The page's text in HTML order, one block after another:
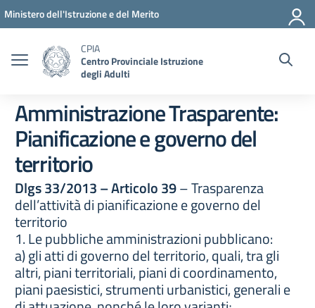
Vai ai contenuti
Vai al menu di navigazione
Vai al footer
Ministero dell'Istruzione e del Merito
CPIA
Centro Provinciale Istruzione
degli Adulti
Amministrazione Trasparente:
Pianificazione e governo del
territorio
Dlgs 33/2013 – Articolo 39– Trasparenza
dell’attività di pianificazione e governo del
territorio
1. Le pubbliche amministrazioni pubblicano:
a) gli atti di governo del territorio, quali, tra gli
altri, piani territoriali, piani di coordinamento,
piani paesistici, strumenti urbanistici, generali e